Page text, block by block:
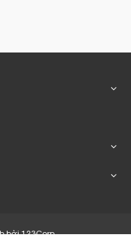
bởi123Corp